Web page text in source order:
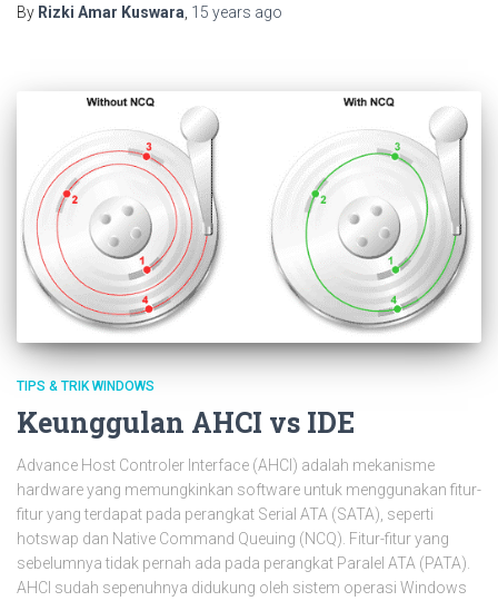
By Rizki Amar Kuswara 15 years ago
TIPS & TRIK WINDOWS
Keunggulan AHCI vs IDE
Advance Host Controler Interface (AHCI) adalah mekanisme
hardware yang memungkinkan software untuk menggunakan fitur-
fitur yang terdapat pada perangkat Serial ATA (SATA), seperti
hotswap dan Native Command Queuing (NCQ). Fitur-fitur yang
sebelumnya tidak pernah ada pada perangkat Paralel ATA (PATA).
AHCI sudah sepenuhnya didukung oleh sistem operasi Windows